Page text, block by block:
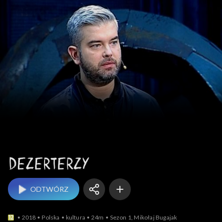
Dezerterzy
ODTWÓRZ
2018 Polska kultura 24m Sezon 1, Mikołaj Bugajak